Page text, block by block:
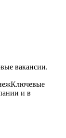
вакансии.
Ключевые
и в